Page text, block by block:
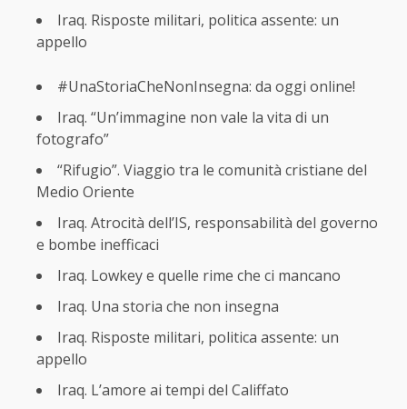
Iraq. Risposte militari, politica assente: un
appello
#UnaStoriaCheNonInsegna: da oggi online!
Iraq. “Un’immagine non vale la vita di un
fotografo”
“Rifugio”. Viaggio tra le comunità cristiane del
Medio Oriente
Iraq. Atrocità dell’IS, responsabilità del governo
e bombe inefficaci
Iraq. Lowkey e quelle rime che ci mancano
Iraq. Una storia che non insegna
Iraq. Risposte militari, politica assente: un
appello
Iraq. L’amore ai tempi del Califfato